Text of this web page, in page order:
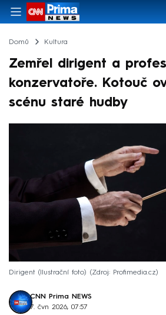
Domů Kultura
Zemřel dirigent a
konzervatoře. Kotouč
scénu staré hudby
Dirigent (Ilustrační foto) Zdroj: Profimedia.cz
CNN Prima NEWS
7. čvn 2026, 07:57